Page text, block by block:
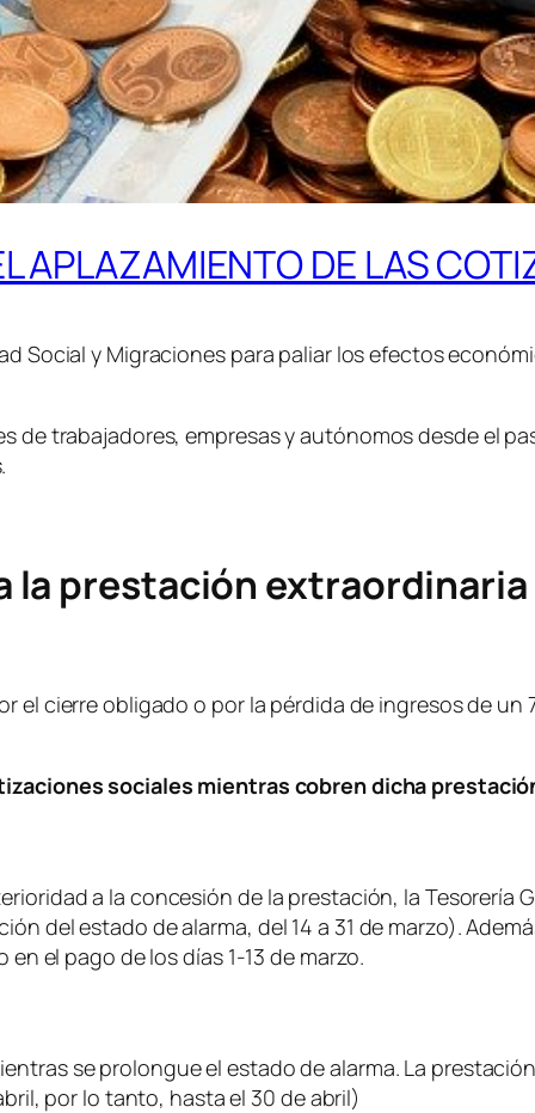
APLAZAMIENTO DE LAS
Social y Migraciones para paliar los efectos
de trabajadores, empresas y autónomos desde el
la prestación extraordinaria
cierre obligado o por la pérdida de ingresos de un
sociales mientras cobren dicha
a la concesión de la prestación, la Tesorería
del estado de alarma, del 14 a 31 de marzo).
el pago de los días 1-13 de marzo.
se prolongue el estado de alarma. La
por lo tanto, hasta el 30 de abril)